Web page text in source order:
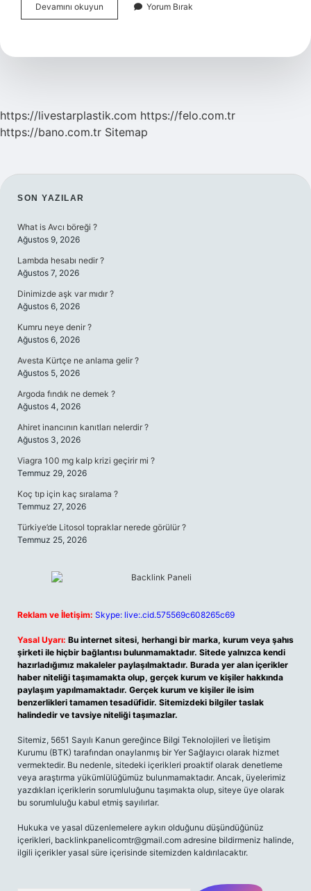
Devamını okuyun
Bölümlendirmenin
Yorum Bırak
https://livestarplastik.com https://felo.com.tr
https://bano.com.tr Sitemap
SIDEBAR
SON YAZILAR
What is Avcı böreği ?
Ağustos 9, 2026
Lambda hesabı nedir ?
Ağustos 7, 2026
Dinimizde aşk var mıdır ?
Ağustos 6, 2026
Kumru neye denir ?
Ağustos 6, 2026
Avesta Kürtçe ne anlama gelir ?
Ağustos 5, 2026
Argoda fındık ne demek ?
Ağustos 4, 2026
Ahiret inancının kanıtları nelerdir ?
Ağustos 3, 2026
Viagra 100 mg kalp krizi geçirir mi ?
Temmuz 29, 2026
Koç tıp için kaç sıralama ?
Temmuz 27, 2026
Türkiye’de Litosol topraklar nerede görülür ?
Temmuz 25, 2026
Reklam ve İletişim: Skype: live:.cid.575569c608265c69
Yasal Uyarı: Bu internet sitesi, herhangi bir marka, kurum veya şahıs
şirketi ile hiçbir bağlantısı bulunmamaktadır. Sitede yalnızca kendi
hazırladığımız makaleler paylaşılmaktadır. Burada yer alan içerikler
haber niteliği taşımamakta olup, gerçek kurum ve kişiler hakkında
paylaşım yapılmamaktadır. Gerçek kurum ve kişiler ile isim
benzerlikleri tamamen tesadüfidir. Sitemizdeki bilgiler taslak
halindedir ve tavsiye niteliği taşımazlar.
Sitemiz, 5651 Sayılı Kanun gereğince Bilgi Teknolojileri ve İletişim
Kurumu (BTK) tarafından onaylanmış bir Yer Sağlayıcı olarak hizmet
vermektedir. Bu nedenle, sitedeki içerikleri proaktif olarak denetleme
veya araştırma yükümlülüğümüz bulunmamaktadır. Ancak, üyelerimiz
yazdıkları içeriklerin sorumluluğunu taşımakta olup, siteye üye olarak
bu sorumluluğu kabul etmiş sayılırlar.
Hukuka ve yasal düzenlemelere aykırı olduğunu düşündüğünüz
içerikleri, backlinkpanelicomtr@gmail.com adresine bildirmeniz halinde,
ilgili içerikler yasal süre içerisinde sitemizden kaldırılacaktır.